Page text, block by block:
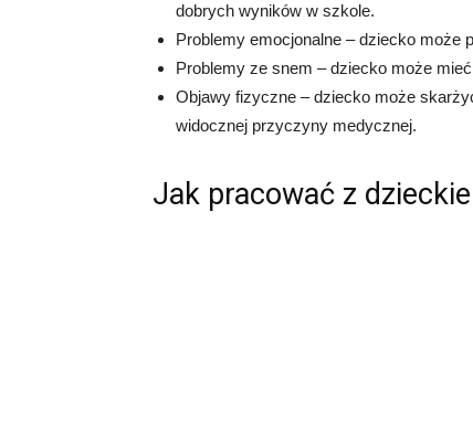
dobrych wyników w szkole.
Problemy emocjonalne – dziecko może
Problemy ze snem – dziecko może
Objawy fizyczne – dziecko może
widocznej przyczyny medycznej.
Jak pracować z